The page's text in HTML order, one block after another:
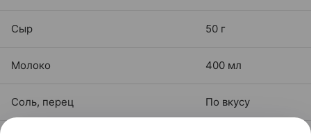
Сыр 50 г
Молоко 400 мл
Соль, перец По вкусу